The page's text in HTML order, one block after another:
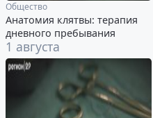
Общество
Анатомия клятвы: терапия
дневного пребывания
1 августа